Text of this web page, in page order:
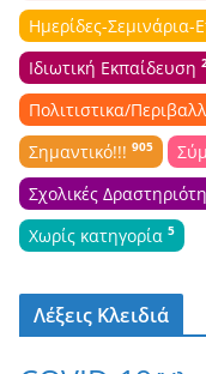
Ημερίδες-Σεμινάρια-
Ιδιωτική Εκπαίδευση
Πολιτιστικα/
Σημαντικό!!! 905
Σχολικές
Χωρίς κατηγορία 5
Λέξεις Κλειδιά